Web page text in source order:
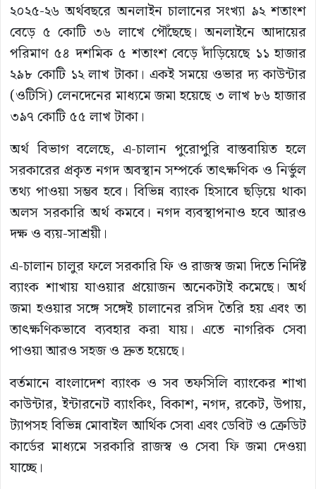
২০২৫-২৬ অর্থবছরে অনলাইন চালানের সংখ্যা ৯২ শতাংশ
বেড়ে ৫ কোটি ৩৬ লাখে পৌঁছেছে। অনলাইনে আদায়ের
পরিমাণ ৫৪ দশমিক ৫ শতাংশ বেড়ে দাঁড়িয়েছে ১১ হাজার
২৯৮ কোটি ১২ লাখ টাকা। একই সময়ে ওভার দ্য কাউন্টার
(ওটিসি) লেনদেনের মাধ্যমে জমা হয়েছে ৩ লাখ ৮৬ হাজার
৩৯৭ কোটি ৫৫ লাখ টাকা।
অর্থ বিভাগ বলেছে, এ-চালান পুরোপুরি বাস্তবায়িত হলে
সরকারের প্রকৃত নগদ অবস্থান সম্পর্কে তাৎক্ষণিক ও নির্ভুল
তথ্য পাওয়া সম্ভব হবে। বিভিন্ন ব্যাংক হিসাবে ছড়িয়ে থাকা
অলস সরকারি অর্থ কমবে। নগদ ব্যবস্থাপনাও হবে আরও
দক্ষ ও ব্যয়-সাশ্রয়ী।
এ-চালান চালুর ফলে সরকারি ফি ও রাজস্ব জমা দিতে নির্দিষ্ট
ব্যাংক শাখায় যাওয়ার প্রয়োজন অনেকটাই কমেছে। অর্থ
জমা হওয়ার সঙ্গে সঙ্গেই চালানের রসিদ তৈরি হয় এবং তা
তাৎক্ষণিকভাবে ব্যবহার করা যায়। এতে নাগরিক সেবা
পাওয়া আরও সহজ ও দ্রুত হয়েছে।
বর্তমানে বাংলাদেশ ব্যাংক ও সব তফসিলি ব্যাংকের শাখা
কাউন্টার, ইন্টারনেট ব্যাংকিং, বিকাশ, নগদ, রকেট, উপায়,
ট্যাপসহ বিভিন্ন মোবাইল আর্থিক সেবা এবং ডেবিট ও ক্রেডিট
কার্ডের মাধ্যমে সরকারি রাজস্ব ও সেবা ফি জমা দেওয়া
যাচ্ছে।